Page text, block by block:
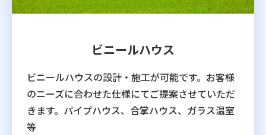
ビニールハウス
ビニールハウスの設計・施工が可能です。お客様
のニーズに合わせた仕様にてご提案させていただ
きます。パイプハウス、合掌ハウス、ガラス温室
等